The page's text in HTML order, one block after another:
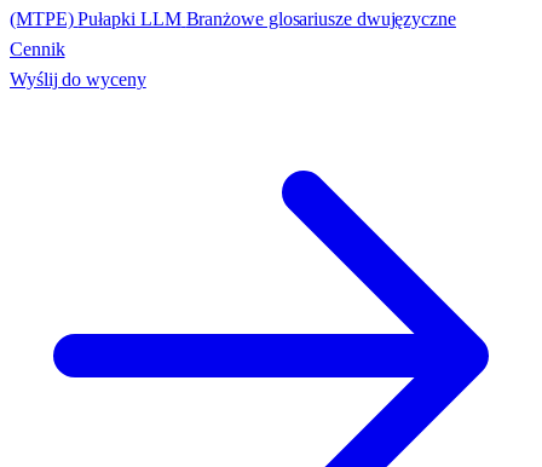
(MTPE) Pułapki LLM Branżowe glosariusze dwujęzyczne
Cennik
Wyślij do wyceny